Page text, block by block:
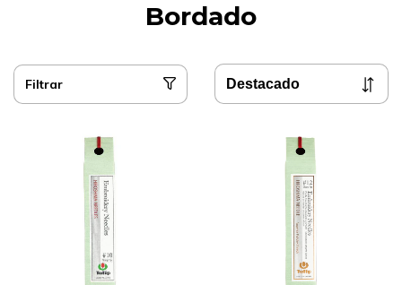
Bordado
Filtrar